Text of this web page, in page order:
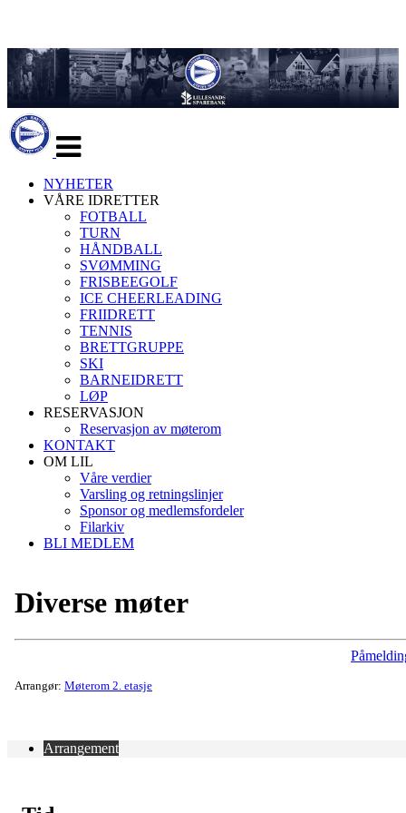
navigasjon
NYHETER
VÅRE IDRETTER
FOTBALL
TURN
HÅNDBALL
SVØMMING
FRISBEEGOLF
ICE CHEERLEADING
FRIIDRETT
TENNIS
BRETTGRUPPE
SKI
BARNEIDRETT
LØP
RESERVASJON
Reservasjon av møterom
KONTAKT
OM LIL
Våre verdier
Varsling og retningslinjer
Sponsor og medlemsfordeler
Filarkiv
BLI MEDLEM
Diverse møter
Arrangør: Møterom 2. etasje
Arrangement